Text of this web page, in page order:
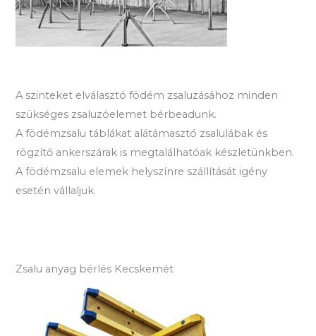
A szinteket elválasztó födém zsaluzásához minden
szükséges zsaluzóelemet bérbeadunk.
A födémzsalu táblákat alátámasztó zsalulábak és
rögzítő ankerszárak is megtalálhatóak készletünkben.
A födémzsalu elemek helyszínre szállítását igény
esetén vállaljuk.
Zsalu anyag bérlés Kecskemét